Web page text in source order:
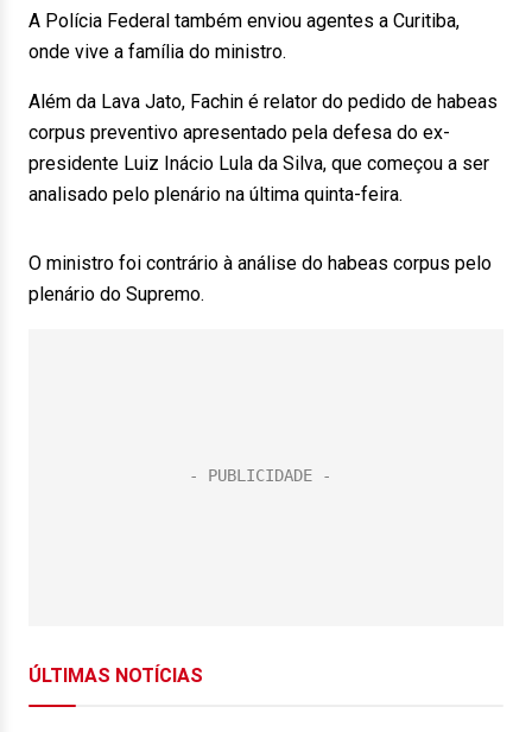
A Polícia Federal também enviou agentes a Curitiba,
onde vive a família do ministro.
Além da Lava Jato, Fachin é relator do pedido de habeas
corpus preventivo apresentado pela defesa do ex-
presidente Luiz Inácio Lula da Silva, que começou a ser
analisado pelo plenário na última quinta-feira.
O ministro foi contrário à análise do habeas corpus pelo
plenário do Supremo.